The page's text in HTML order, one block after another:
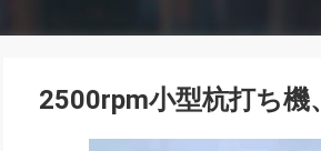
2500rpm小型杭打ち